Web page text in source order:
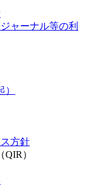
ャーナル等の利
方針
）